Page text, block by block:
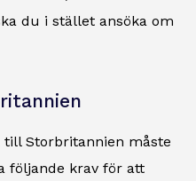
du i stället ansöka om
till Storbritannien måste
följande krav för att